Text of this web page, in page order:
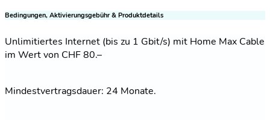
Bedingungen, Aktivierungsgebühr & Produktdetails
Unlimitiertes Internet (bis zu 1 Gbit/s) mit Home Max Cable
im Wert von CHF 80.–
Mindestvertragsdauer: 24 Monate.